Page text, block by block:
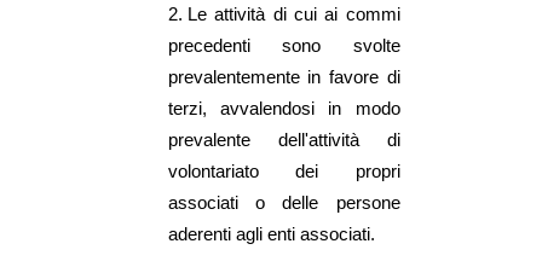
2. Le attività di cui ai commi
precedenti sono svolte
prevalentemente in favore di
terzi, avvalendosi in modo
prevalente dell'attività di
volontariato dei propri
associati o delle persone
aderenti agli enti associati.